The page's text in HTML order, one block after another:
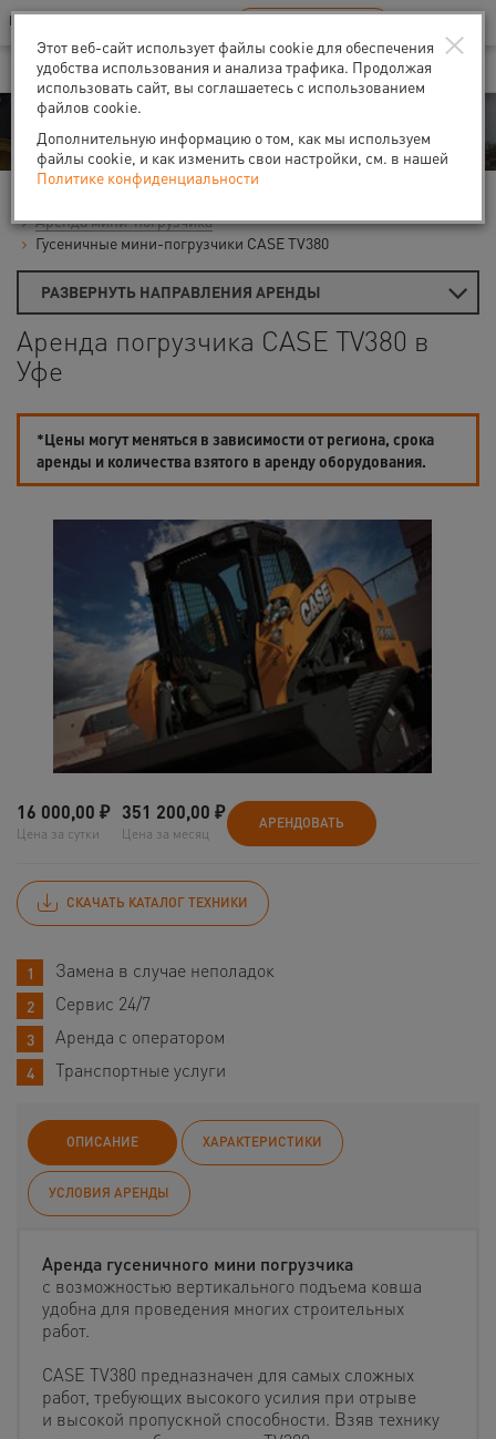
Ваш город:Уфа
В Вашем регионе нет наших офисов RU EN
Аренда
Аренда мини-погрузчика
Гусеничные мини-погрузчики CASE TV380
РАЗВЕРНУТЬ НАПРАВЛЕНИЯ АРЕНДЫ
Аренда погрузчика CASE TV380 в
Уфе
*Цены могут меняться в зависимости от региона, срока
аренды и количества взятого в аренду оборудования.
16 000,00 ₽
Цена за сутки
351 200,00 ₽
Цена за месяц
АРЕНДОВАТЬ
СКАЧАТЬ КАТАЛОГ ТЕХНИКИ
Замена в случае неполадок
Сервис 24/7
Аренда с оператором
Транспортные услуги
ОПИСАНИЕ ХАРАКТЕРИСТИКИ
УСЛОВИЯ АРЕНДЫ
Аренда гусеничного мини погрузчика
с возможностью вертикального подъема ковша
удобна для проведения многих строительных
работ.
CASE TV380 предназначен для самых сложных
работ, требующих высокого усилия при отрыве
и высокой пропускной способности. Взяв технику
×
Этот веб-сайт использует файлы cookie для обеспечения
удобства использования и анализа трафика. Продолжая
использовать сайт, вы соглашаетесь с использованием
файлов cookie.
Дополнительную информацию о том, как мы используем
файлы cookie, и как изменить свои настройки, см. в нашей
Политике конфиденциальности